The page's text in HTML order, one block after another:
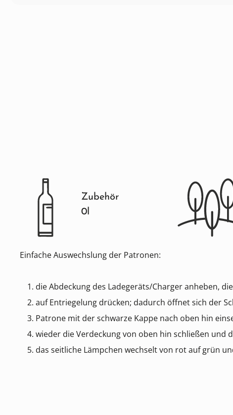
Zubehör
0l
Einfache Auswechslung der Patronen:
die Abdeckung des Ladegeräts/Charger anheben,
auf Entriegelung drücken; dadurch öffnet sich der
Patrone mit der schwarze Kappe nach oben hin
wieder die Verdeckung von oben hin schließen und
das seitliche Lämpchen wechselt von rot auf grün